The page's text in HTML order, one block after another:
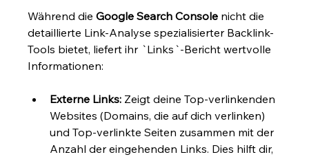
Während die Google Search Console nicht die
detaillierte Link-Analyse spezialisierter Backlink-
Tools bietet, liefert ihr `Links`-Bericht wertvolle
Informationen:
Externe Links: Zeigt deine Top-verlinkenden
Websites (Domains, die auf dich verlinken)
und Top-verlinkte Seiten zusammen mit der
Anzahl der eingehenden Links. Dies hilft dir,